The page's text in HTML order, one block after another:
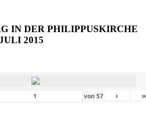
IN DER PHILIPPUSKIRCHE
2015
von 57 › »